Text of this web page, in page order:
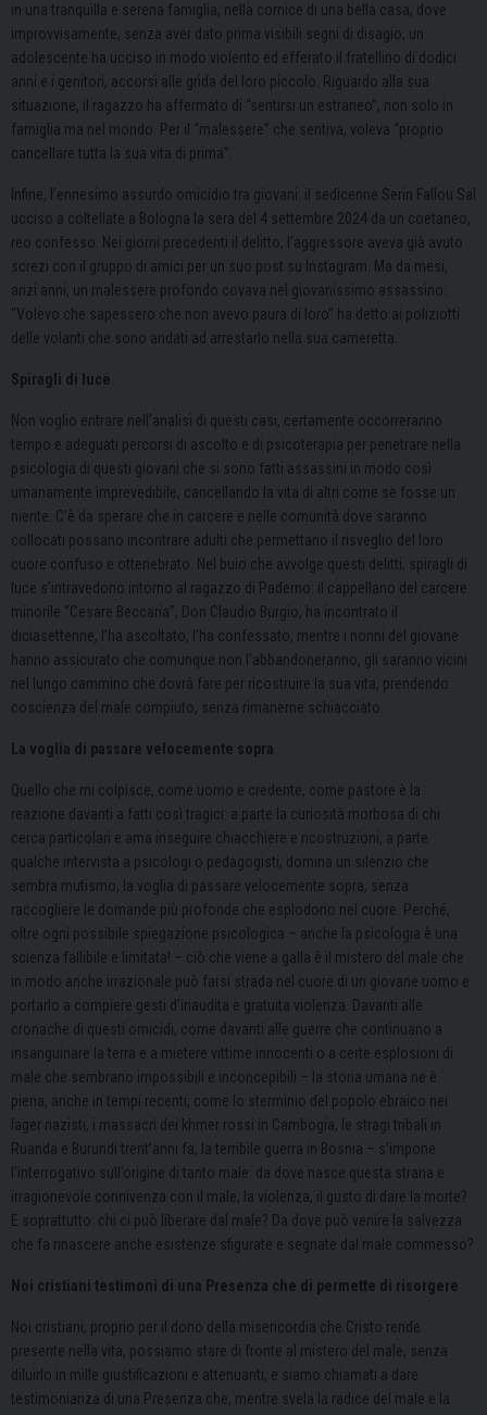
in una tranquilla e serena famiglia, nella cornice di una bella casa, dove
improvvisamente, senza aver dato prima visibili segni di disagio, un
adolescente ha ucciso in modo violento ed efferato il fratellino di dodici
anni e i genitori, accorsi alle grida del loro piccolo. Riguardo alla sua
situazione, il ragazzo ha affermato di “sentirsi un estraneo”, non solo in
famiglia ma nel mondo. Per il “malessere” che sentiva, voleva “proprio
cancellare tutta la sua vita di prima”.
Infine, l’ennesimo assurdo omicidio tra giovani: il sedicenne Serin Fallou Sal
ucciso a coltellate a Bologna la sera del 4 settembre 2024 da un coetaneo,
reo confesso. Nei giorni precedenti il delitto, l’aggressore aveva già avuto
screzi con il gruppo di amici per un suo post su Instagram. Ma da mesi,
anzi anni, un malessere profondo covava nel giovanissimo assassino:
“Volevo che sapessero che non avevo paura di loro” ha detto ai poliziotti
delle volanti che sono andati ad arrestarlo nella sua cameretta.
Spiragli di luce
Non voglio entrare nell’analisi di questi casi, certamente occorreranno
tempo e adeguati percorsi di ascolto e di psicoterapia per penetrare nella
psicologia di questi giovani che si sono fatti assassini in modo così
umanamente imprevedibile, cancellando la vita di altri come se fosse un
niente. C’è da sperare che in carcere e nelle comunità dove saranno
collocati possano incontrare adulti che permettano il risveglio del loro
cuore confuso e ottenebrato. Nel buio che avvolge questi delitti, spiragli di
luce s’intravedono intorno al ragazzo di Paderno: il cappellano del carcere
minorile “Cesare Beccaria”, Don Claudio Burgio, ha incontrato il
diciasettenne, l’ha ascoltato, l’ha confessato, mentre i nonni del giovane
hanno assicurato che comunque non l’abbandoneranno, gli saranno vicini
nel lungo cammino che dovrà fare per ricostruire la sua vita, prendendo
coscienza del male compiuto, senza rimanerne schiacciato.
La voglia di passare velocemente sopra
Quello che mi colpisce, come uomo e credente, come pastore è la
reazione davanti a fatti così tragici: a parte la curiosità morbosa di chi
cerca particolari e ama inseguire chiacchiere e ricostruzioni, a parte
qualche intervista a psicologi o pedagogisti, domina un silenzio che
sembra mutismo, la voglia di passare velocemente sopra, senza
raccogliere le domande più profonde che esplodono nel cuore. Perché,
oltre ogni possibile spiegazione psicologica – anche la psicologia è una
scienza fallibile e limitata! – ciò che viene a galla è il mistero del male che
in modo anche irrazionale può farsi strada nel cuore di un giovane uomo e
portarlo a compiere gesti d’inaudita e gratuita violenza. Davanti alle
cronache di questi omicidi, come davanti alle guerre che continuano a
insanguinare la terra e a mietere vittime innocenti o a certe esplosioni di
male che sembrano impossibili e inconcepibili – la storia umana ne è
piena, anche in tempi recenti, come lo sterminio del popolo ebraico nei
lager nazisti, i massacri dei khmer rossi in Cambogia, le stragi tribali in
Ruanda e Burundi trent’anni fa, la terribile guerra in Bosnia – s’impone
l’interrogativo sull’origine di tanto male: da dove nasce questa strana e
irragionevole connivenza con il male, la violenza, il gusto di dare la morte?
E soprattutto: chi ci può liberare dal male? Da dove può venire la salvezza
che fa rinascere anche esistenze sfigurate e segnate dal male commesso?
Noi cristiani testimoni di una Presenza che di permette di risorgere
Noi cristiani, proprio per il dono della misericordia che Cristo rende
presente nella vita, possiamo stare di fronte al mistero del male, senza
diluirlo in mille giustificazioni e attenuanti, e siamo chiamati a dare
testimonianza di una Presenza che, mentre svela la radice del male e la